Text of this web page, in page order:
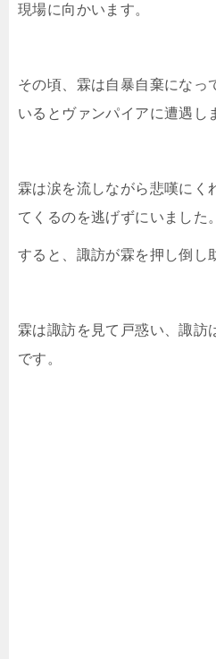
現場に向かいます。
その頃、霖は自暴自棄になっ
いるとヴァンパイアに遭遇し
霖は涙を流しながら悲嘆にく
てくるのを逃げずにいました。
すると、諏訪が霖を押し倒し
霖は諏訪を見て戸惑い、諏訪
です。